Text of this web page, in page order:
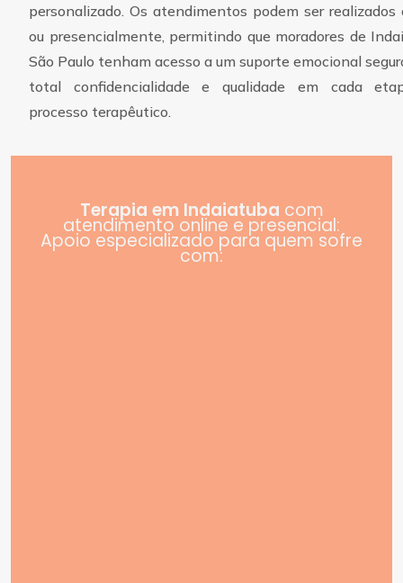
personalizado. Os atendimentos podem ser realizados
ou presencialmente, permitindo que moradores de
São Paulo tenham acesso a um suporte emocional
total confidencialidade e qualidade em cada
processo terapêutico.
Terapia em Indaiatuba com
atendimento online e presencial:
Apoio especializado para quem sofre
com: